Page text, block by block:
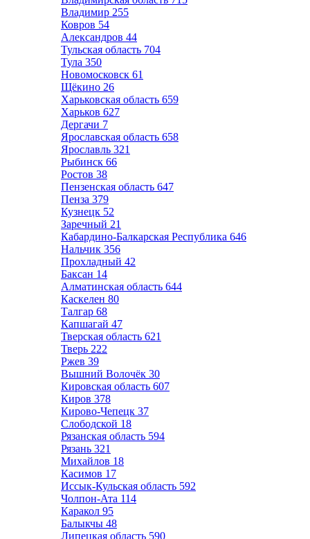
Владимир 255
Ковров 54
Александров 44
Тульская область 704
Тула 350
Новомосковск 61
Щёкино 26
Харьковская область 659
Харьков 627
Дергачи 7
Ярославская область 658
Ярославль 321
Рыбинск 66
Ростов 38
Пензенская область 647
Пенза 379
Кузнецк 52
Заречный 21
Кабардино-Балкарская Республика 646
Нальчик 356
Прохладный 42
Баксан 14
Алматинская область 644
Каскелен 80
Талгар 68
Капшагай 47
Тверская область 621
Тверь 222
Ржев 39
Вышний Волочёк 30
Кировская область 607
Киров 378
Кирово-Чепецк 37
Слободской 18
Рязанская область 594
Рязань 321
Михайлов 18
Касимов 17
Иссык-Кульская область 592
Чолпон-Ата 114
Каракол 95
Балыкчы 48
Липецкая область 590